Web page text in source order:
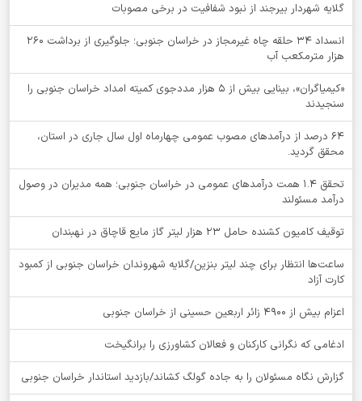
گلایه شهردار بیرجند از نبود شفافیت در برخی مصوبات
انسداد ۳۴ حلقه چاه غیرمجاز در خراسان جنوبی؛ جلوگیری از برداشت ۲۶۰
هزار مترمکعب آب
«کیمیاگران»، بینایی بیش از ۵ هزار مددجوی کمیته امداد خراسان جنوبی را
سنجیدند
64 درصد از درآمدهای مصوب عمومی چهارماه اول سال جاری در استان،
محقق گردید.
تحقق ۱.۴ همت درآمدهای عمومی در خراسان جنوبی؛ همه مدیران در وصول
درآمد مسئولند
توقيف کامیون کشنده حامل 23 هزار لیتر گاز مایع قاچاق در نهبندان
ساعت‌ها انتظار برای چند لیتر بنزین/گلایه شهروندان خراسان جنوبی از کمبود
کارت آزاد
اعزام بیش از 4900 زائر اربعین حسینی از خراسان جنوبی
ادغامی که نگرانی کارکنان و فعالان کشاورزی را برانگیخت
گزارش نگاه مسئولان را به جاده گولگ کشاند/بازدید استاندار خراسان جنوبی